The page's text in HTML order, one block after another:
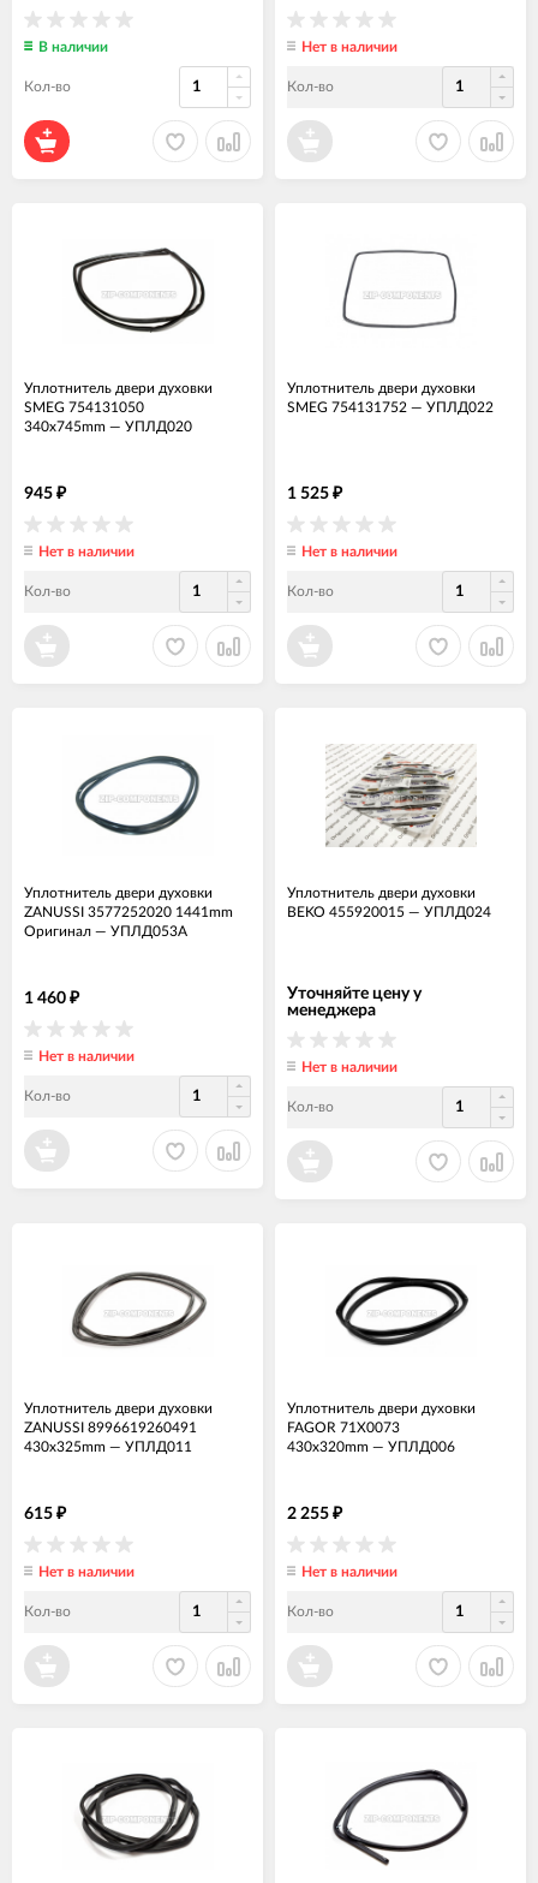
В наличии
Кол-во
Нет в наличии
Кол-во
Уплотнитель двери духовки
SMEG 754131050
340x745mm — УПЛД020
945 ₽
Нет в наличии
Кол-во
Уплотнитель двери духовки
SMEG 754131752 — УПЛД022
1 525 ₽
Нет в наличии
Кол-во
Уплотнитель двери духовки
ZANUSSI 3577252020 1441mm
Оригинал — УПЛД053А
1 460 ₽
Нет в наличии
Кол-во
Уплотнитель двери духовки
BEKO 455920015 — УПЛД024
Уточняйте цену у
менеджера
Нет в наличии
Кол-во
Уплотнитель двери духовки
ZANUSSI 8996619260491
430x325mm — УПЛД011
615 ₽
Нет в наличии
Кол-во
Уплотнитель двери духовки
FAGOR 71X0073
430x320mm — УПЛД006
2 255 ₽
Нет в наличии
Кол-во